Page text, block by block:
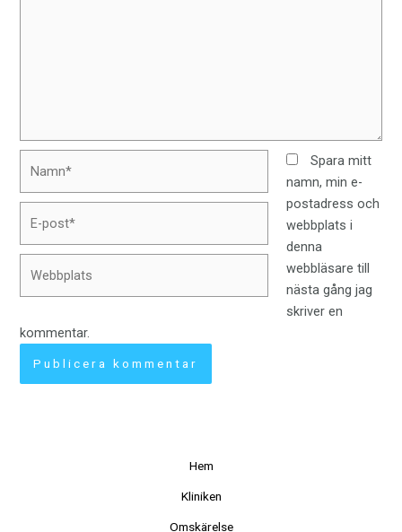
post*
Spara mitt
namn, min e-
postadress och
webbplats i
denna
webbläsare till
nästa gång jag
skriver en
kommentar.
Hem
Kliniken
Omskärelse